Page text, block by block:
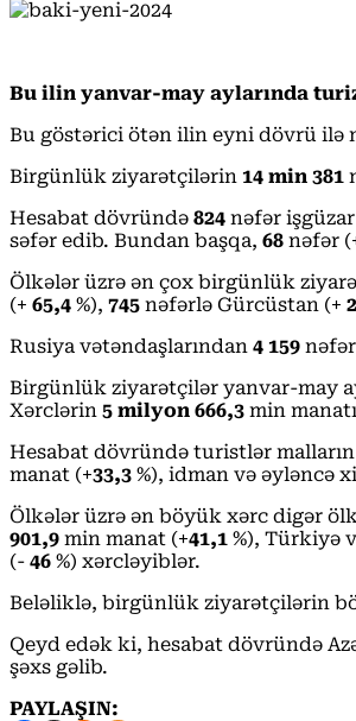
Bu ilin yanvar-may aylarında
Bu göstərici ötən ilin eyni dövrü ilə
Birgünlük ziyarətçilərin 14 min 381
Hesabat dövründə 824 nəfər işgüzar
səfər edib. Bundan başqa, 68 nəfər
Ölkələr üzrə ən çox birgünlük
(+ 65,4 %), 745 nəfərlə Gürcüstan (+
Rusiya vətəndaşlarından 4 159
Birgünlük ziyarətçilər yanvar-may
Xərclərin 5 milyon 666,3 min
Hesabat dövründə turistlər
manat (+33,3 %), idman və əyləncə
Ölkələr üzrə ən böyük xərc digər
901,9 min manat (+41,1 %), Türkiyə
(- 46 %) xərcləyiblər.
Beləliklə, birgünlük ziyarətçilərin
Qeyd edək ki, hesabat dövründə
şəxs gəlib.
PAYLAŞIN: